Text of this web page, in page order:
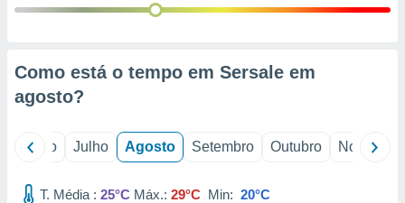
e
de
Como está o tempo em Sersale em
agosto?
Junho Julho Agosto Setembro Outubro Novembro
T. Média : 25°C Máx.: 29°C Min: 20°C